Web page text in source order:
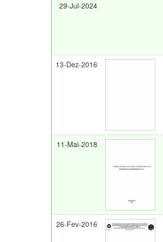
29-Jul-2024
13-Dez-2016
11-Mai-2018
26-Fev-2016